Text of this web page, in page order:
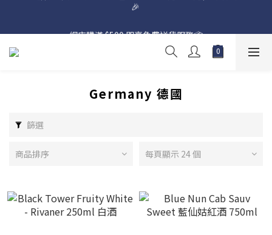
網店購滿 $500 即享免費送貨服務📦
Germany 德國
篩選
商品排序 每頁顯示 24 個